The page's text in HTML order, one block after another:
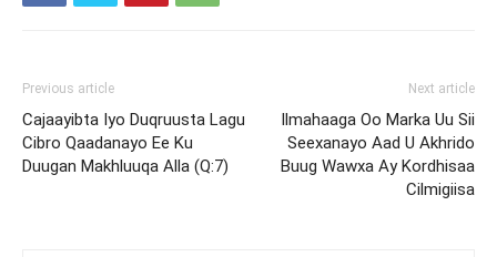
Previous article
Cajaayibta Iyo Duqruusta Lagu
Cibro Qaadanayo Ee Ku
Duugan Makhluuqa Alla (Q:7)
Next article
Ilmahaaga Oo Marka Uu Sii
Seexanayo Aad U Akhrido
Buug Wawxa Ay Kordhisaa
Cilmigiisa